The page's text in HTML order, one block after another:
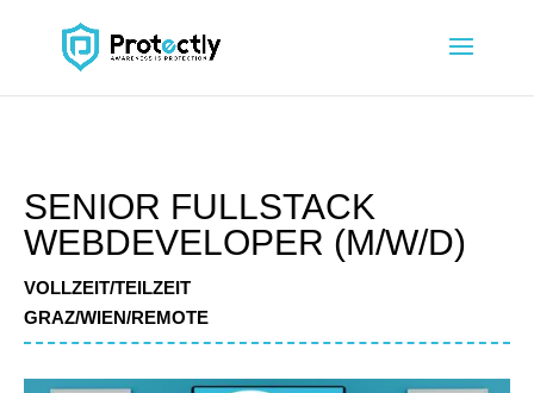
SENIOR FULLSTACK
WEBDEVELOPER (M/W/D)
VOLLZEIT/TEILZEIT
GRAZ/WIEN/REMOTE